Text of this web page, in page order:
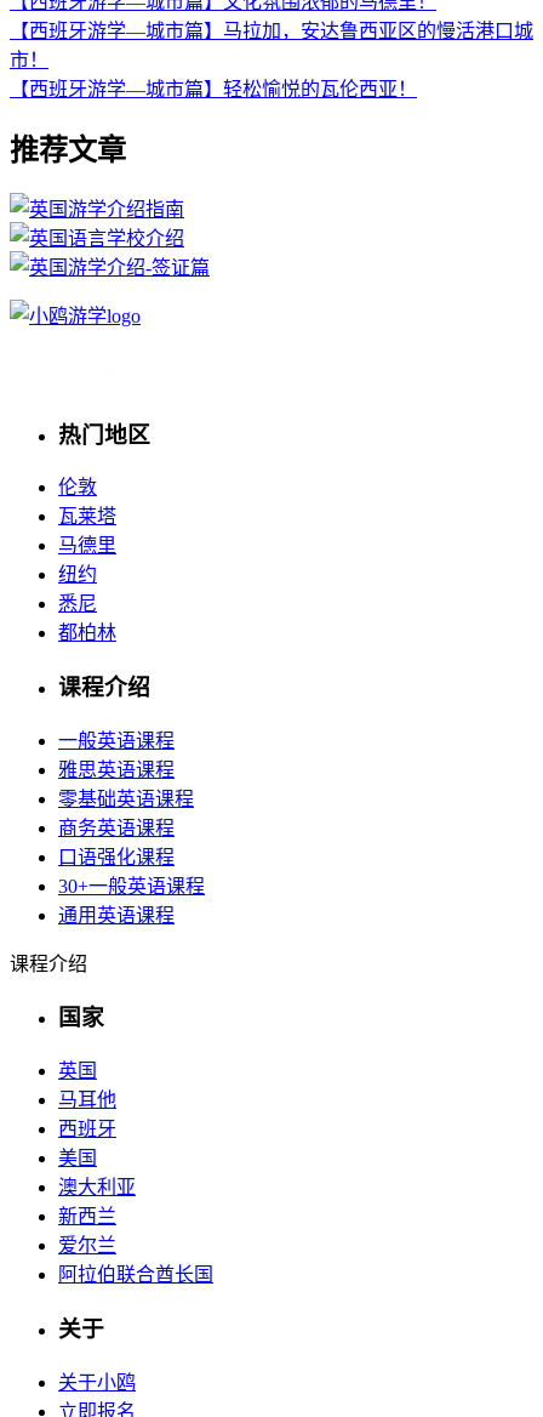
【西班牙游学—城市篇】马拉加，安达鲁西亚区的慢活港口城
市！
【西班牙游学—城市篇】轻松愉悦的瓦伦西亚！
推荐文章
热门地区
伦敦
瓦莱塔
马德里
纽约
悉尼
都柏林
课程介绍
一般英语课程
雅思英语课程
零基础英语课程
商务英语课程
口语强化课程
30+一般英语课程
通用英语课程
课程介绍
国家
英国
马耳他
西班牙
美国
澳大利亚
新西兰
爱尔兰
阿拉伯联合酋长国
关于
关于小鸥
立即报名